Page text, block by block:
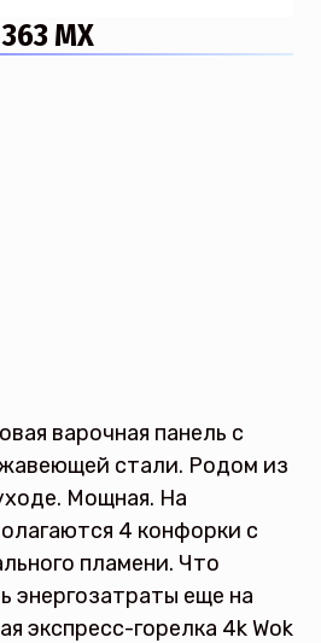
MX
варочная панель с
стали. Родом из
Мощная. На
4 конфорки с
пламени. Что
энергозатраты еще на
экспресс-горелка 4k Wok